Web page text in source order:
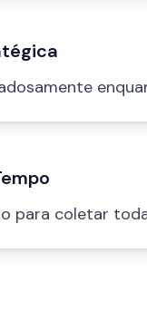
para coletar